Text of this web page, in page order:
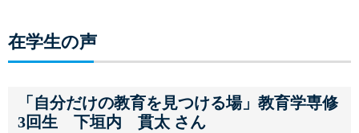
在学生の声
「自分だけの教育を見つける場」教育学専修
3回生 下垣内 貫太 さん